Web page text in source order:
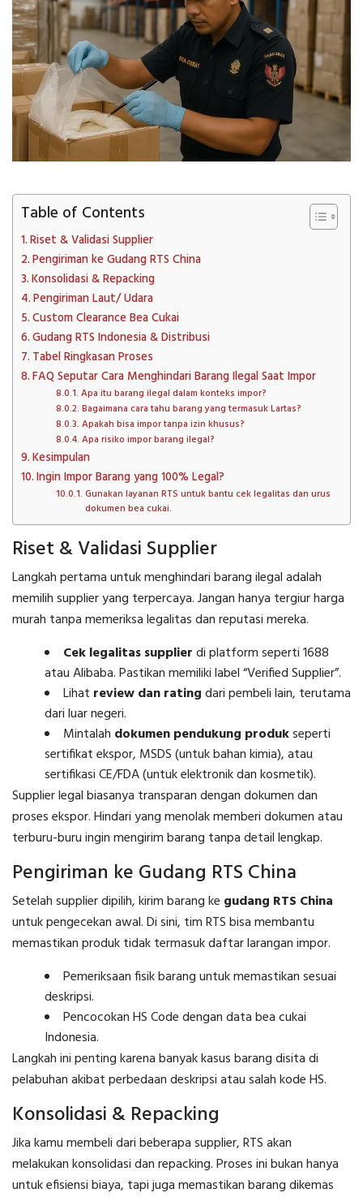
Table of Contents
Riset & Validasi Supplier
Pengiriman ke Gudang RTS China
Konsolidasi & Repacking
Pengiriman Laut/ Udara
Custom Clearance Bea Cukai
Gudang RTS Indonesia & Distribusi
Tabel Ringkasan Proses
FAQ Seputar Cara Menghindari Barang Ilegal Saat Impor
Apa itu barang ilegal dalam konteks impor?
Bagaimana cara tahu barang yang termasuk Lartas?
Apakah bisa impor tanpa izin khusus?
Apa risiko impor barang ilegal?
Kesimpulan
Ingin Impor Barang yang 100% Legal?
Gunakan layanan RTS untuk bantu cek legalitas dan urus
dokumen bea cukai.
Riset & Validasi Supplier
Langkah pertama untuk menghindari barang ilegal adalah
memilih supplier yang terpercaya. Jangan hanya tergiur harga
murah tanpa memeriksa legalitas dan reputasi mereka.
Cek legalitas supplierdi platform seperti 1688
atau Alibaba. Pastikan memiliki label “Verified Supplier”.
Lihat review dan ratingdari pembeli lain, terutama
dari luar negeri.
Mintalah dokumen pendukung produkseperti
sertifikat ekspor, MSDS (untuk bahan kimia), atau
sertifikasi CE/FDA (untuk elektronik dan kosmetik).
Supplier legal biasanya transparan dengan dokumen dan
proses ekspor. Hindari yang menolak memberi dokumen atau
terburu-buru ingin mengirim barang tanpa detail lengkap.
Pengiriman ke Gudang RTS China
Setelah supplier dipilih, kirim barang ke gudang RTS China
untuk pengecekan awal. Di sini, tim RTS bisa membantu
memastikan produk tidak termasuk daftar larangan impor.
Pemeriksaan fisik barang untuk memastikan sesuai
deskripsi.
Pencocokan HS Code dengan data bea cukai
Indonesia.
Langkah ini penting karena banyak kasus barang disita di
pelabuhan akibat perbedaan deskripsi atau salah kode HS.
Konsolidasi & Repacking
Jika kamu membeli dari beberapa supplier, RTS akan
melakukan konsolidasi dan repacking. Proses ini bukan hanya
untuk efisiensi biaya, tapi juga memastikan barang dikemas